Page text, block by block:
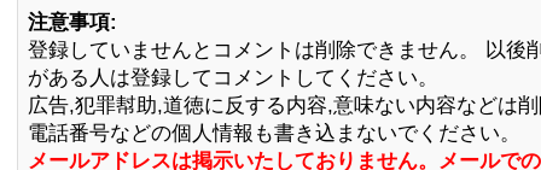
注意事項:
登録していませんとコメントは削除できません。 以後
がある人は登録してコメントしてください。
広告,犯罪幇助,道徳に反する内容,意味ない内容などは
電話番号などの個人情報も書き込まないでください。
メールアドレスは掲示いたしておりません。メールで